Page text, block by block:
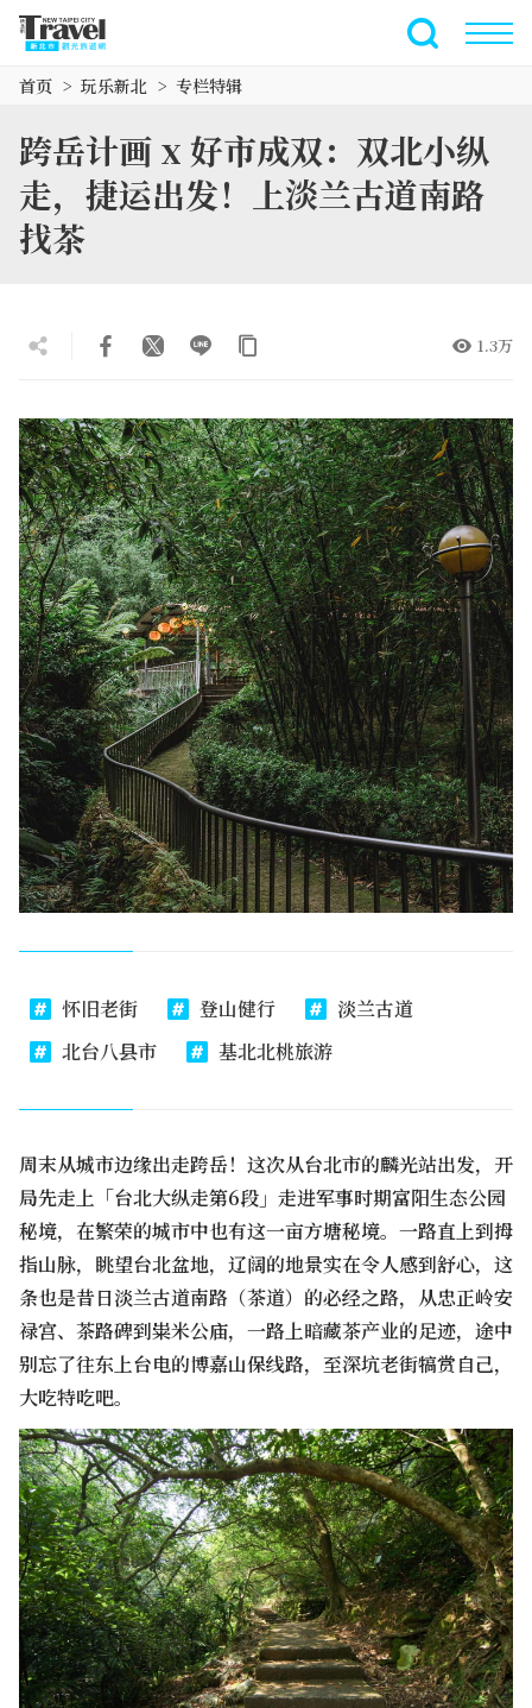
全文搜索
首页 玩乐新北 专栏特辑
跨岳计画 x 好市成双：双北小纵
走，捷运出发！上淡兰古道南路
找茶
1.3万
怀旧老街 登山健行
淡兰古道
北台八县市
基北北桃旅游
周末从城市边缘出走跨岳！这次从台北市的麟光站出发，开
局先走上「台北大纵走第6段」走进军事时期富阳生态公园
秘境，在繁荣的城市中也有这一亩方塘秘境。一路直上到拇
指山脉，眺望台北盆地，辽阔的地景实在令人感到舒心，这
条也是昔日淡兰古道南路（茶道）的必经之路，从忠正岭安
禄宫、茶路碑到粜米公庙，一路上暗藏茶产业的足迹，途中
别忘了往东上台电的博嘉山保线路，至深坑老街犒赏自己，
大吃特吃吧。